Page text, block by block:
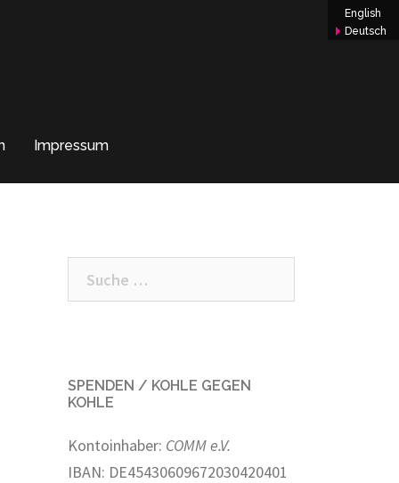
Deutsch
English
Impressum
nach:
SPENDEN / KOHLE GEGEN
KOHLE
Kontoinhaber: COMM e.V.
IBAN: DE45430609672030420401